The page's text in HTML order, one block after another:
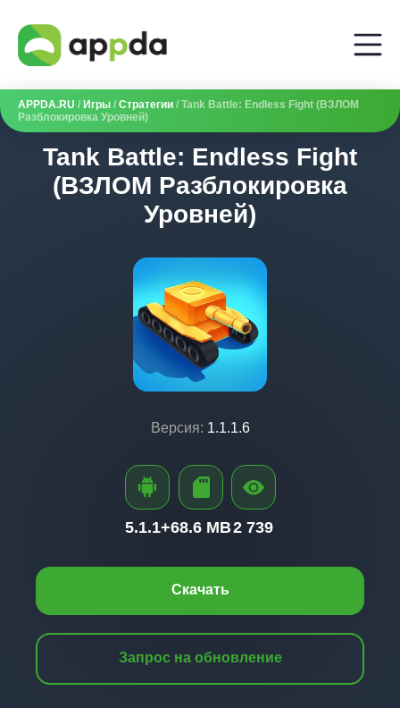
APPDA.RU / Игры / Стратегии / Tank Battle: Endless Fight (ВЗЛОМ
Разблокировка Уровней)
Tank Battle: Endless Fight
(ВЗЛОМ Разблокировка
Уровней)
Версия: 1.1.1.6
Скачать
Запрос на обновление
5.1.1+68.6 MB2 739